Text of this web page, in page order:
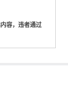
容，违者通过